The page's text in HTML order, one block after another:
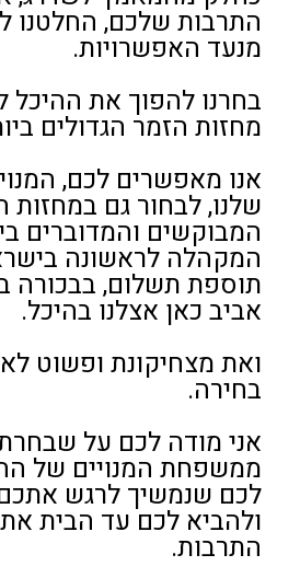
התרבות שלכם, החלטנו
מנעד האפשרויות.
בחרנו להפוך את ההיכל
מחזות הזמר הגדולים
אנו מאפשרים לכם,
שלנו, לבחור גם במחזות
המבוקשים והמדוברים
המקהלה לראשונה
תוספת תשלום, בבכורה
אביב כאן אצלנו בהיכל.
ואת מצחיקונת ופשוט
בחירה.
אני מודה לכם על
ממשפחת המנויים של
לכם שנמשיך לרגש
ולהביא לכם עד הבית
התרבות.